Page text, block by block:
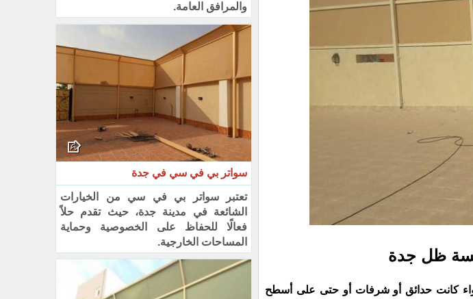
ظل جدة
كانت حدائق أو شرفات أو حتى على أسطح
والمرافق العامة.
سواتر بي في سي في جدة
تعتبر سواتر بي في سي من الخيارات
الشائعة في مدينة جدة، حيث تقدم حلاً
فعالًا للحفاظ على الخصوصية وحماية
المساحات الخارجية.